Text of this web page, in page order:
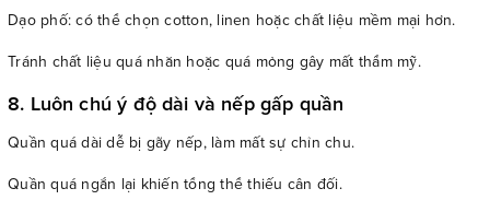
Dạo phố: có thể chọn cotton, linen hoặc chất liệu mềm mại hơn.
Tránh chất liệu quá nhăn hoặc quá mỏng gây mất thẩm mỹ.
8. Luôn chú ý độ dài và nếp gấp quần
Quần quá dài dễ bị gãy nếp, làm mất sự chỉn chu.
Quần quá ngắn lại khiến tổng thể thiếu cân đối.